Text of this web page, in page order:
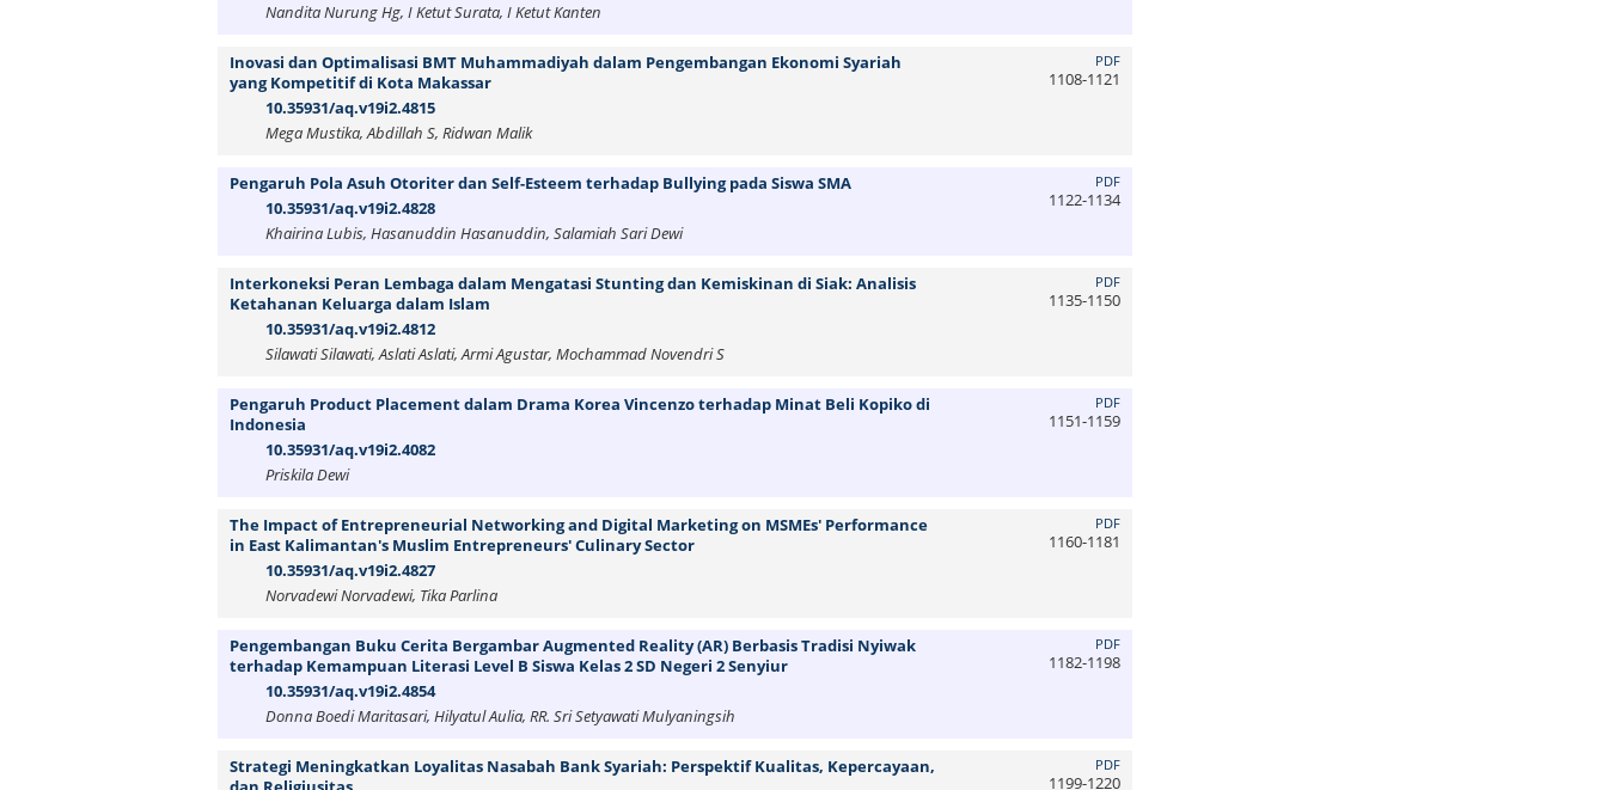
Nandita Nurung Hg, I Ketut Surata, I Ketut Kanten
Inovasi dan Optimalisasi BMT Muhammadiyah dalam Pengembangan Ekonomi Syariah
yang Kompetitif di Kota Makassar
10.35931/aq.v19i2.4815
Mega Mustika, Abdillah S, Ridwan Malik
PDF
1108-1121
Pengaruh Pola Asuh Otoriter dan Self-Esteem terhadap Bullying pada Siswa SMA
10.35931/aq.v19i2.4828
Khairina Lubis, Hasanuddin Hasanuddin, Salamiah Sari Dewi
PDF
1122-1134
Interkoneksi Peran Lembaga dalam Mengatasi Stunting dan Kemiskinan di Siak: Analisis
Ketahanan Keluarga dalam Islam
10.35931/aq.v19i2.4812
Silawati Silawati, Aslati Aslati, Armi Agustar, Mochammad Novendri S
PDF
1135-1150
Pengaruh Product Placement dalam Drama Korea Vincenzo terhadap Minat Beli Kopiko di
Indonesia
10.35931/aq.v19i2.4082
Priskila Dewi
PDF
1151-1159
The Impact of Entrepreneurial Networking and Digital Marketing on MSMEs' Performance
in East Kalimantan's Muslim Entrepreneurs' Culinary Sector
10.35931/aq.v19i2.4827
Norvadewi Norvadewi, Tika Parlina
PDF
1160-1181
Pengembangan Buku Cerita Bergambar Augmented Reality (AR) Berbasis Tradisi Nyiwak
terhadap Kemampuan Literasi Level B Siswa Kelas 2 SD Negeri 2 Senyiur
10.35931/aq.v19i2.4854
Donna Boedi Maritasari, Hilyatul Aulia, RR. Sri Setyawati Mulyaningsih
PDF
1182-1198
Strategi Meningkatkan Loyalitas Nasabah Bank Syariah: Perspektif Kualitas, Kepercayaan,
PDF
1199-1220